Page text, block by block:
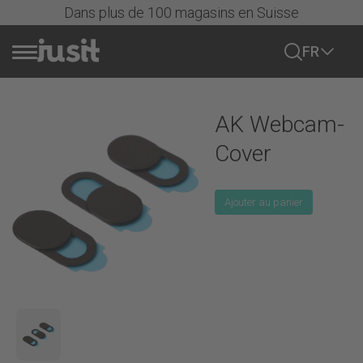
Dans plus de 100 magasins en Suisse
FR
Tous les mobiles
iPhone
iPhones
Série iPhone 16
Samsung Galaxy
Google
AK Webcam-
Cover
Ajouter au panier